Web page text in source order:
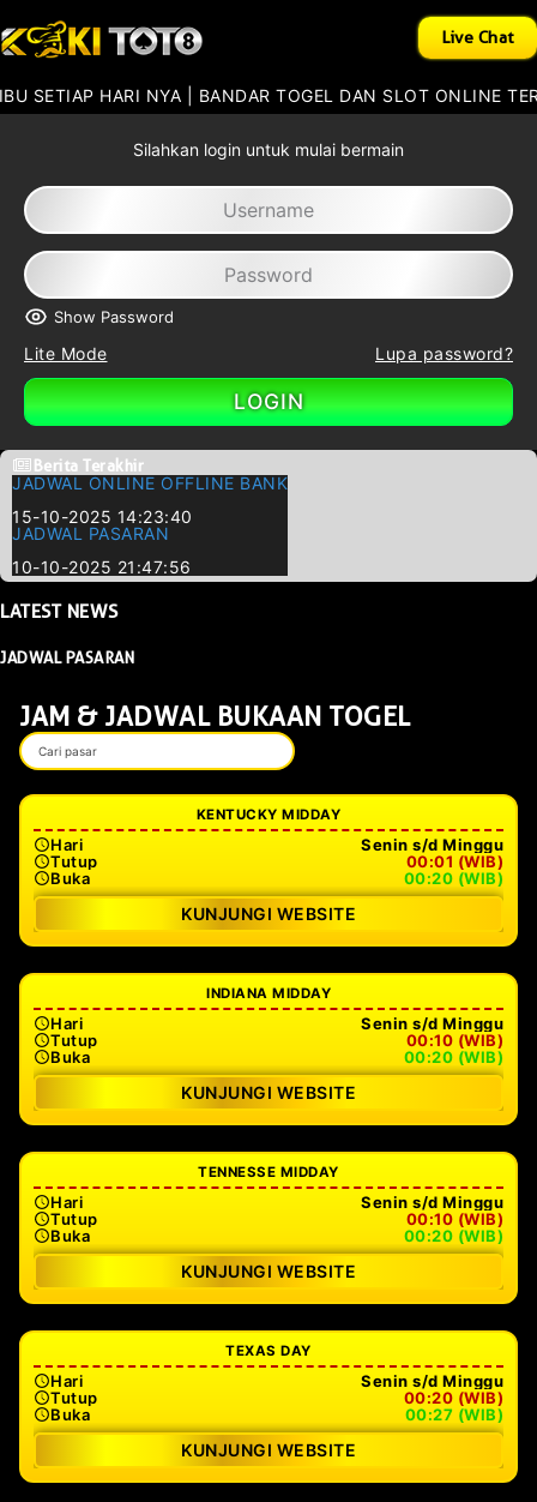
Live Chat
NYA | BANDAR TOGEL DAN SLOT ONLINE
Silahkan login untuk mulai bermain
Show Password
Lite Mode Lupa password?
LOGIN
Berita Terakhir
JADWAL ONLINE OFFLINE BANK
15-10-2025 14:23:40
JADWAL PASARAN
10-10-2025 21:47:56
LATESTNEWS
JADWAL PASARAN
JAM & JADWAL BUKAAN TOGEL
KENTUCKY MIDDAY
Hari
Senin s/d Minggu
Tutup
00:01 (WIB)
Buka
00:20 (WIB)
KUNJUNGI WEBSITE
INDIANA MIDDAY
Hari
Senin s/d Minggu
Tutup
00:10 (WIB)
Buka
00:20 (WIB)
KUNJUNGI WEBSITE
TENNESSE MIDDAY
Hari
Senin s/d Minggu
Tutup
00:10 (WIB)
Buka
00:20 (WIB)
KUNJUNGI WEBSITE
TEXAS DAY
Hari
Senin s/d Minggu
Tutup
00:20 (WIB)
Buka
00:27 (WIB)
KUNJUNGI WEBSITE